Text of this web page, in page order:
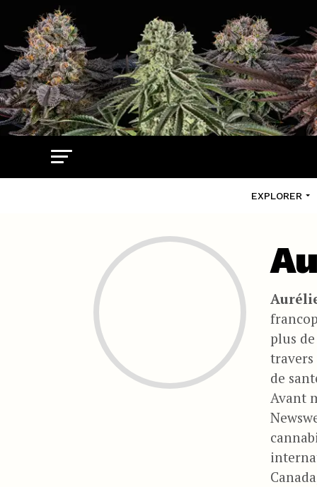
EXPLORER
plus
de
Avant